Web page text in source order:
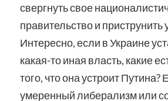
свергнуть свое
правительство и приструнить
Интересно, если в Украине
какая-то иная власть, какие
того, что она устроит Путина?
умеренный либерализм или